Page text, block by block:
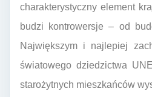
charakterystyczny element
budzi kontrowersje – od
Największym i najlepiej
światowego dziedzictwa
starożytnych mieszkańców